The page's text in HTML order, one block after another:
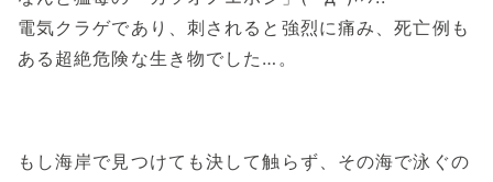
電気クラゲであり、刺されると強烈に痛み、死亡例も
ある超絶危険な生き物でした…。
もし海岸で見つけても決して触らず、その海で泳ぐの